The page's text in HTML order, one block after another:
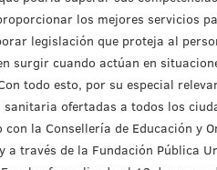
los mejores servicios
legislación que proteja al
surgir cuando actúan en
todo esto, por su especial
ofertadas a todos los
la Consellería de Educación y
a través de la Fundación Pública